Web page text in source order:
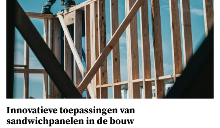
Innovatieve toepassingen van
sandwichpanelen in de bouw